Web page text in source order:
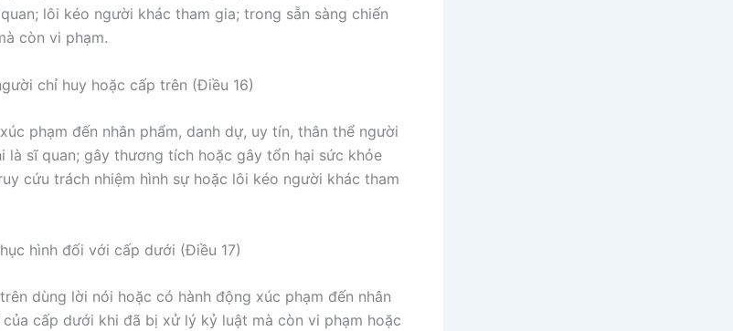
lôi kéo người khác tham gia; trong sẵn sàng chiến
còn vi phạm.
chỉ huy hoặc cấp trên (Điều 16)
phạm đến nhân phẩm, danh dự, uy tín, thân thể người
là sĩ quan; gây thương tích hoặc gây tổn hại sức khỏe
cứu trách nhiệm hình sự hoặc lôi kéo người khác tham
hình đối với cấp dưới (Điều 17)
dùng lời nói hoặc có hành động xúc phạm đến nhân
cấp dưới khi đã bị xử lý kỷ luật mà còn vi phạm hoặc